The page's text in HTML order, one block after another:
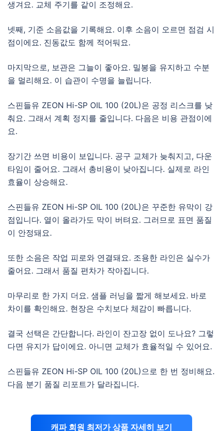
생겨요. 교체 주기를 같이 조정해요.
넷째, 기준 소음값을 기록해요. 이후 소음이 오르면 점검 시
점이에요. 진동값도 함께 적어둬요.
마지막으로, 보관은 그늘이 좋아요. 밀봉을 유지하고 수분
을 멀리해요. 이 습관이 수명을 늘립니다.
스핀들유 ZEON Hi-SP OIL 100 (20L)은 공정 리스크를 낮
춰요. 그래서 계획 정지를 줄입니다. 다음은 비용 관점이에
요.
장기간 쓰면 비용이 보입니다. 공구 교체가 늦춰지고, 다운
타임이 줄어요. 그래서 총비용이 낮아집니다. 실제로 라인
효율이 상승해요.
스핀들유 ZEON Hi-SP OIL 100 (20L)은 꾸준한 유막이 강
점입니다. 열이 올라가도 막이 버텨요. 그러므로 표면 품질
이 안정돼요.
또한 소음은 작업 피로와 연결돼요. 조용한 라인은 실수가
줄어요. 그래서 품질 편차가 작아집니다.
마무리로 한 가지 더요. 샘플 러닝을 짧게 해보세요. 바로
차이를 확인해요. 현장은 수치보다 체감이 빠릅니다.
결국 선택은 간단합니다. 라인이 잔고장 없이 도나요? 그렇
다면 유지가 답이에요. 아니면 교체가 효율적일 수 있어요.
스핀들유 ZEON Hi-SP OIL 100 (20L)으로 한 번 정비해요.
다음 분기 품질 리포트가 달라집니다.
캐파 회원 최저가 상품 자세히 보기